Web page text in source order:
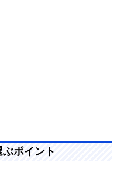
ポイント